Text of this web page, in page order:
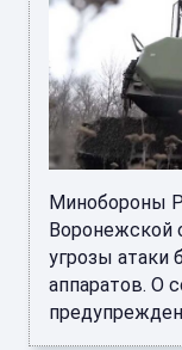
Минобороны
Воронежской
угрозы атаки
аппаратов. О